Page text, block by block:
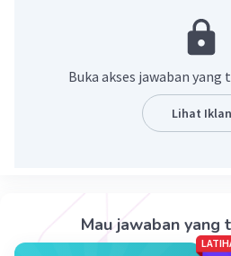
Buka akses jawaban
Lihat Iklan
Mau jawaban yang